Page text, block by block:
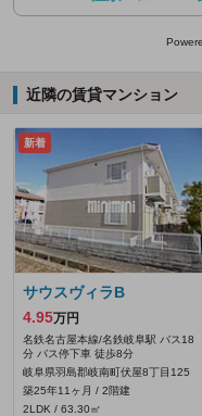
近隣の賃貸マンション
新着
サウスヴィラB
4.95万円
名鉄名古屋本線/名鉄岐阜駅 バス18
分 バス停下車 徒歩8分
岐阜県羽島郡岐南町伏屋8丁目125
築25年11ヶ月 / 2階建
2LDK / 63.30㎡